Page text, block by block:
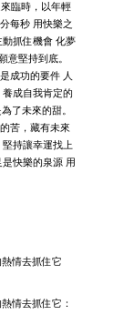
臨時，以年輕
每秒 用快樂之
抓住機會 化夢
意堅持到底。
成功的要件 人
成自我肯定的
了未來的甜。
苦，藏有未來
持讓幸運找上
快樂的泉源 用
情去抓住它
情去抓住它：